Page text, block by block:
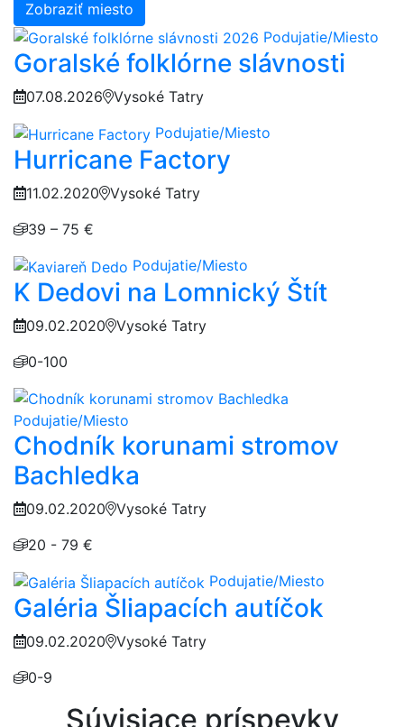
Zobraziť miesto
Podujatie/Miesto
Goralské folklórne slávnosti
07.08.2026
Vysoké Tatry
Podujatie/Miesto
Hurricane Factory
11.02.2020
Vysoké Tatry
39 – 75 €
Podujatie/Miesto
K Dedovi na Lomnický Štít
09.02.2020
Vysoké Tatry
0-100
Podujatie/Miesto
Chodník korunami stromov
Bachledka
09.02.2020
Vysoké Tatry
20 - 79 €
Podujatie/Miesto
Galéria Šliapacích autíčok
09.02.2020
Vysoké Tatry
0-9
Súvisiace príspevky